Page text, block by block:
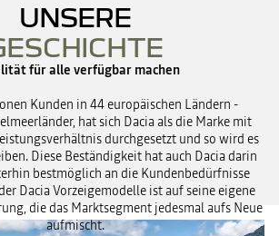
UNSERE
für alle verfügbar machen
Kunden in 44 europäischen Ländern -
hat sich Dacia als die Marke mit
durchgesetzt und so wird es
Diese Beständigkeit hat auch Dacia darin
bestmöglich an die Kundenbedürfnisse
Dacia Vorzeigemodelle ist auf seine eigene
die das Marktsegment jedesmal aufs Neue
aufmischt.